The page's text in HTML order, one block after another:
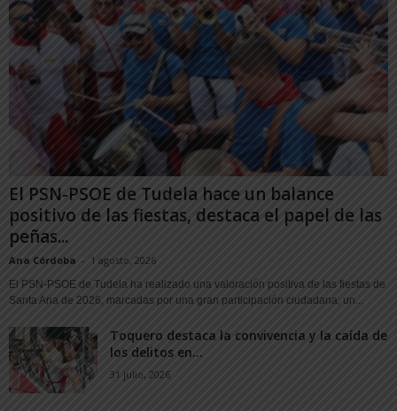
El PSN-PSOE de Tudela hace un balance
positivo de las fiestas, destaca el papel de las
peñas...
Ana Córdoba - 1 agosto, 2026
El PSN-PSOE de Tudela ha realizado una valoración positiva de las fiestas de
Santa Ana de 2026, marcadas por una gran participación ciudadana, un...
Toquero destaca la convivencia y la caída de
los delitos en...
31 julio, 2026